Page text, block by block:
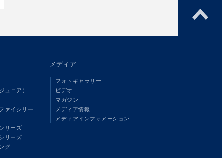
ュニア）
ァイシリー
リーズ
リーズ
グ
メディア
フォトギャラリー
ビデオ
マガジン
メディア情報
メディアインフォメーション